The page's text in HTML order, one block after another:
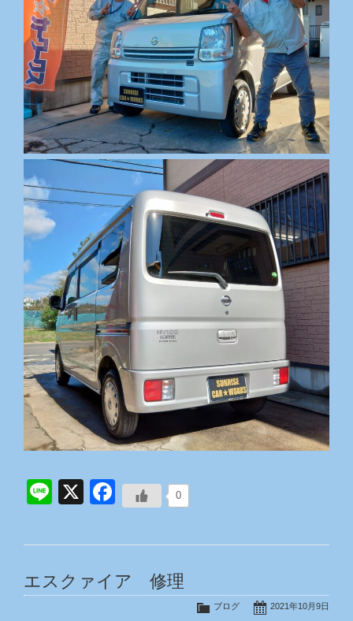
0
Line
X Facebook
エスクァイア 修理
2021年10月9日
ブログ